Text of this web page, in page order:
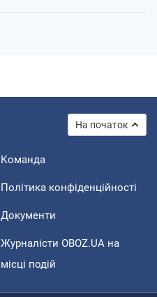
На початок
Команда
Політика конфіденційності
Документи
Журналісти OBOZ.UA на
місці подій